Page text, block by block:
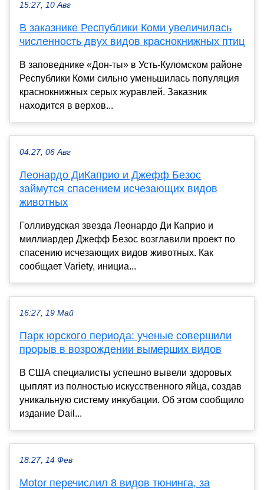
15:27, 10 Авг
В заказнике Республики Коми увеличилась
численность двух видов краснокнижных птиц
В заповеднике «Дон-ты» в Усть-Куломском районе
Республики Коми сильно уменьшилась популяция
краснокнижных серых журавлей. Заказник
находится в верхов...
04:27, 06 Авг
Леонардо ДиКаприо и Джефф Безос
займутся спасением исчезающих видов
животных
Голливудская звезда Леонардо Ди Каприо и
миллиардер Джефф Безос возглавили проект по
спасению исчезающих видов животных. Как
сообщает Variety, инициа...
16:27, 19 Май
Парк юрского периода: ученые совершили
прорыв в возрождении вымерших видов
В США специалисты успешно вывели здоровых
цыплят из полностью искусственного яйца, создав
уникальную систему инкубации. Об этом сообщило
издание Dail...
18:27, 14 Фев
Motor перечислил 8 видов тюнинга, за